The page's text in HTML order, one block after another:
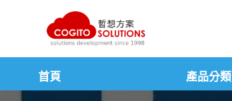
要
容
首頁 產品分類